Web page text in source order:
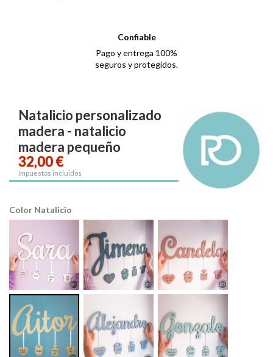
Confiable
Pago y entrega 100%
seguros y protegidos.
Natalicio personalizado
madera - natalicio
madera pequeño
32,00 €
Impuestos incluidos
Color Natalicio